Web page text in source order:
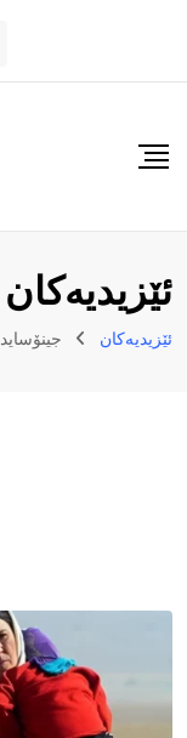
ئێزیدیەکان
ئێزیدیەکان جینۆساید